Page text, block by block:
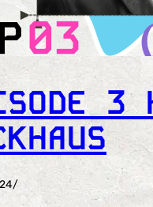
kam
3
/